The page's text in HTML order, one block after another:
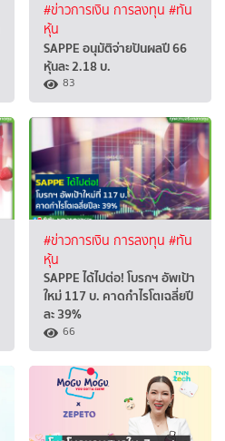
#ข่าวการเงิน การลงทุน #ทัน
หุ้น
SAPPE อนุมัติจ่ายปันผลปี 66
หุ้นละ 2.18 บ.
83
#ข่าวการเงิน การลงทุน #ทัน
หุ้น
SAPPE ได้ไปต่อ! โบรกฯ อัพเป้า
ใหม่ 117 บ. คาดกำไรโตเฉลี่ยปี
ละ 39%
66